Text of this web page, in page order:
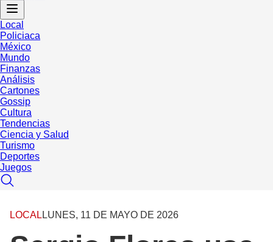
Local
Policiaca
México
Mundo
Finanzas
Análisis
Cartones
Gossip
Cultura
Tendencias
Ciencia y Salud
Turismo
Deportes
Juegos
LOCAL LUNES, 11 DE MAYO DE 2026